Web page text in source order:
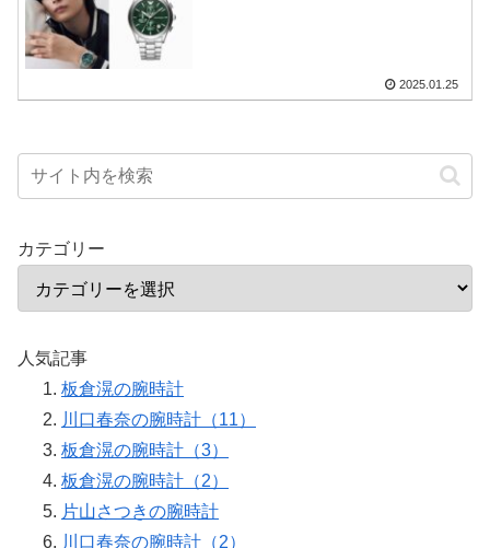
2025.01.25
カテゴリー
人気記事
板倉滉の腕時計
川口春奈の腕時計（11）
板倉滉の腕時計（3）
板倉滉の腕時計（2）
片山さつきの腕時計
川口春奈の腕時計（2）